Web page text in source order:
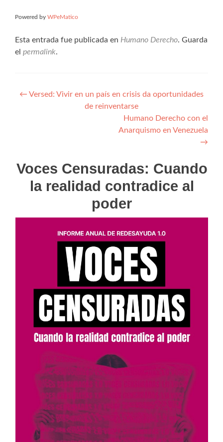
Powered by WPeMatico
Esta entrada fue publicada en Humano Derecho. Guarda
el permalink.
Navegación
← Versed: Vivir en un país en crisis da oportunidades
de reinventarse
Humano Derecho con el
Anarquismo en Venezuela
→
Voces Censuradas: Cuando
la realidad contradice al
poder